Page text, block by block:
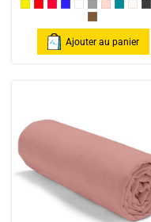
JauneRouge / Red
Framboise / Fuschia
Marine
BlancGris souris
RoseBleu
Cannelle
Ajouter au panier